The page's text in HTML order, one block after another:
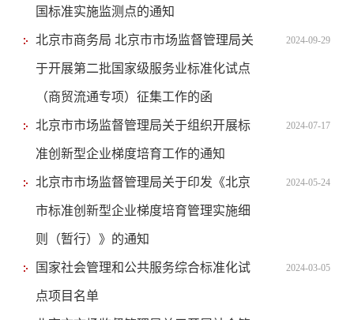
国标准实施监测点的通知
北京市商务局 北京市市场监督管理局关
于开展第二批国家级服务业标准化试点
（商贸流通专项）征集工作的函
2024-09-29
北京市市场监督管理局关于组织开展标
准创新型企业梯度培育工作的通知
2024-07-17
北京市市场监督管理局关于印发《北京
市标准创新型企业梯度培育管理实施细
则（暂行）》的通知
2024-05-24
国家社会管理和公共服务综合标准化试
点项目名单
2024-03-05